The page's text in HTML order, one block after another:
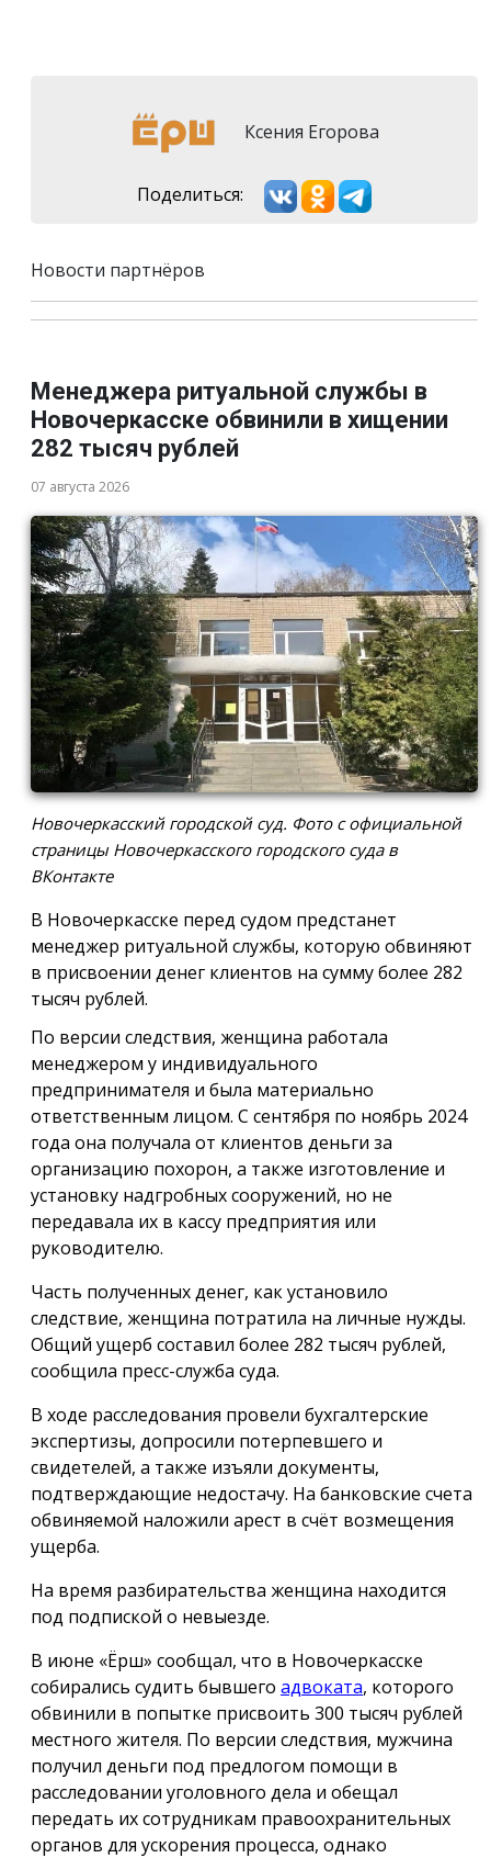
Ксения Егорова
Поделиться:
Новости партнёров
Менеджера ритуальной службы в
Новочеркасске обвинили в хищении
282 тысяч рублей
07 августа 2026
Новочеркасский городской суд. Фото с официальной
страницы Новочеркасского городского суда в
ВКонтакте
В Новочеркасске перед судом предстанет
менеджер ритуальной службы, которую обвиняют
в присвоении денег клиентов на сумму более 282
тысяч рублей.
По версии следствия, женщина работала
менеджером у индивидуального
предпринимателя и была материально
ответственным лицом. С сентября по ноябрь 2024
года она получала от клиентов деньги за
организацию похорон, а также изготовление и
установку надгробных сооружений, но не
передавала их в кассу предприятия или
руководителю.
Часть полученных денег, как установило
следствие, женщина потратила на личные нужды.
Общий ущерб составил более 282 тысяч рублей,
сообщила пресс-служба суда.
В ходе расследования провели бухгалтерские
экспертизы, допросили потерпевшего и
свидетелей, а также изъяли документы,
подтверждающие недостачу. На банковские счета
обвиняемой наложили арест в счёт возмещения
ущерба.
На время разбирательства женщина находится
под подпиской о невыезде.
В июне «Ёрш» сообщал, что в Новочеркасске
собирались судить бывшего адвоката, которого
обвинили в попытке присвоить 300 тысяч рублей
местного жителя. По версии следствия, мужчина
получил деньги под предлогом помощи в
расследовании уголовного дела и обещал
передать их сотрудникам правоохранительных
органов для ускорения процесса, однако